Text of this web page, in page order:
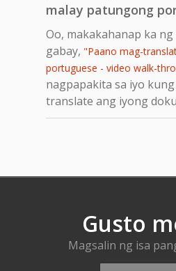
malay patungong
Oo, makakahanap ka
gabay, "Paano mag-
portuguese - video walk-
nagpapakita sa iyo
translate ang iyong
Gusto
Magsalin ng isa